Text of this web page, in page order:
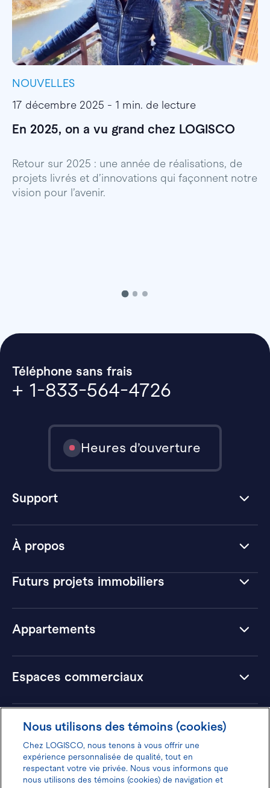
NOUVELLES
17 décembre 2025 - 1 min. de lecture
En 2025, on a vu grand chez LOGISCO
Retour sur 2025 : une année de réalisations, de
projets livrés et d’innovations qui façonnent notre
vision pour l’avenir.
À propos
Futurs projets immobiliers
Appartements
Espaces commerciaux
Hôtels
Téléphone sans frais
+ 1-833-564-4726
Heures d’ouverture
Support
Nous utilisons des témoins (cookies)
Chez LOGISCO, nous tenons à vous offrir une
expérience personnalisée de qualité, tout en
respectant votre vie privée. Nous vous informons que
nous utilisons des témoins (cookies) de navigation et